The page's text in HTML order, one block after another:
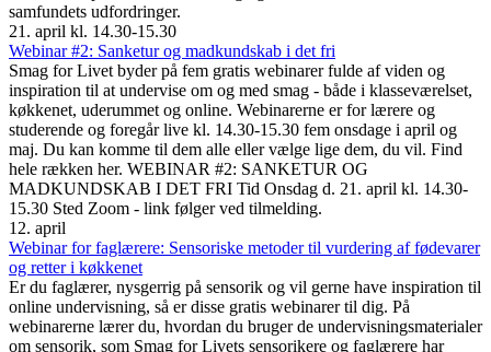
samfundets udfordringer.
21. april kl. 14.30-15.30
Webinar #2: Sanketur og madkundskab i det fri
Smag for Livet byder på fem gratis webinarer fulde af viden og
inspiration til at undervise om og med smag - både i klasseværelset,
køkkenet, uderummet og online. Webinarerne er for lærere og
studerende og foregår live kl. 14.30-15.30 fem onsdage i april og
maj. Du kan komme til dem alle eller vælge lige dem, du vil. Find
hele rækken her. WEBINAR #2: SANKETUR OG
MADKUNDSKAB I DET FRI Tid Onsdag d. 21. april kl. 14.30-
15.30 Sted Zoom - link følger ved tilmelding.
12. april
Webinar for faglærere: Sensoriske metoder til vurdering af fødevarer
og retter i køkkenet
Er du faglærer, nysgerrig på sensorik og vil gerne have inspiration til
online undervisning, så er disse gratis webinarer til dig. På
webinarerne lærer du, hvordan du bruger de undervisningsmaterialer
om sensorik, som Smag for Livets sensorikere og faglærere har